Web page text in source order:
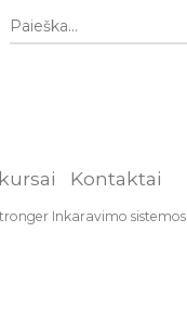
Paieška...
Kontaktai
Inkaravimo sistemos